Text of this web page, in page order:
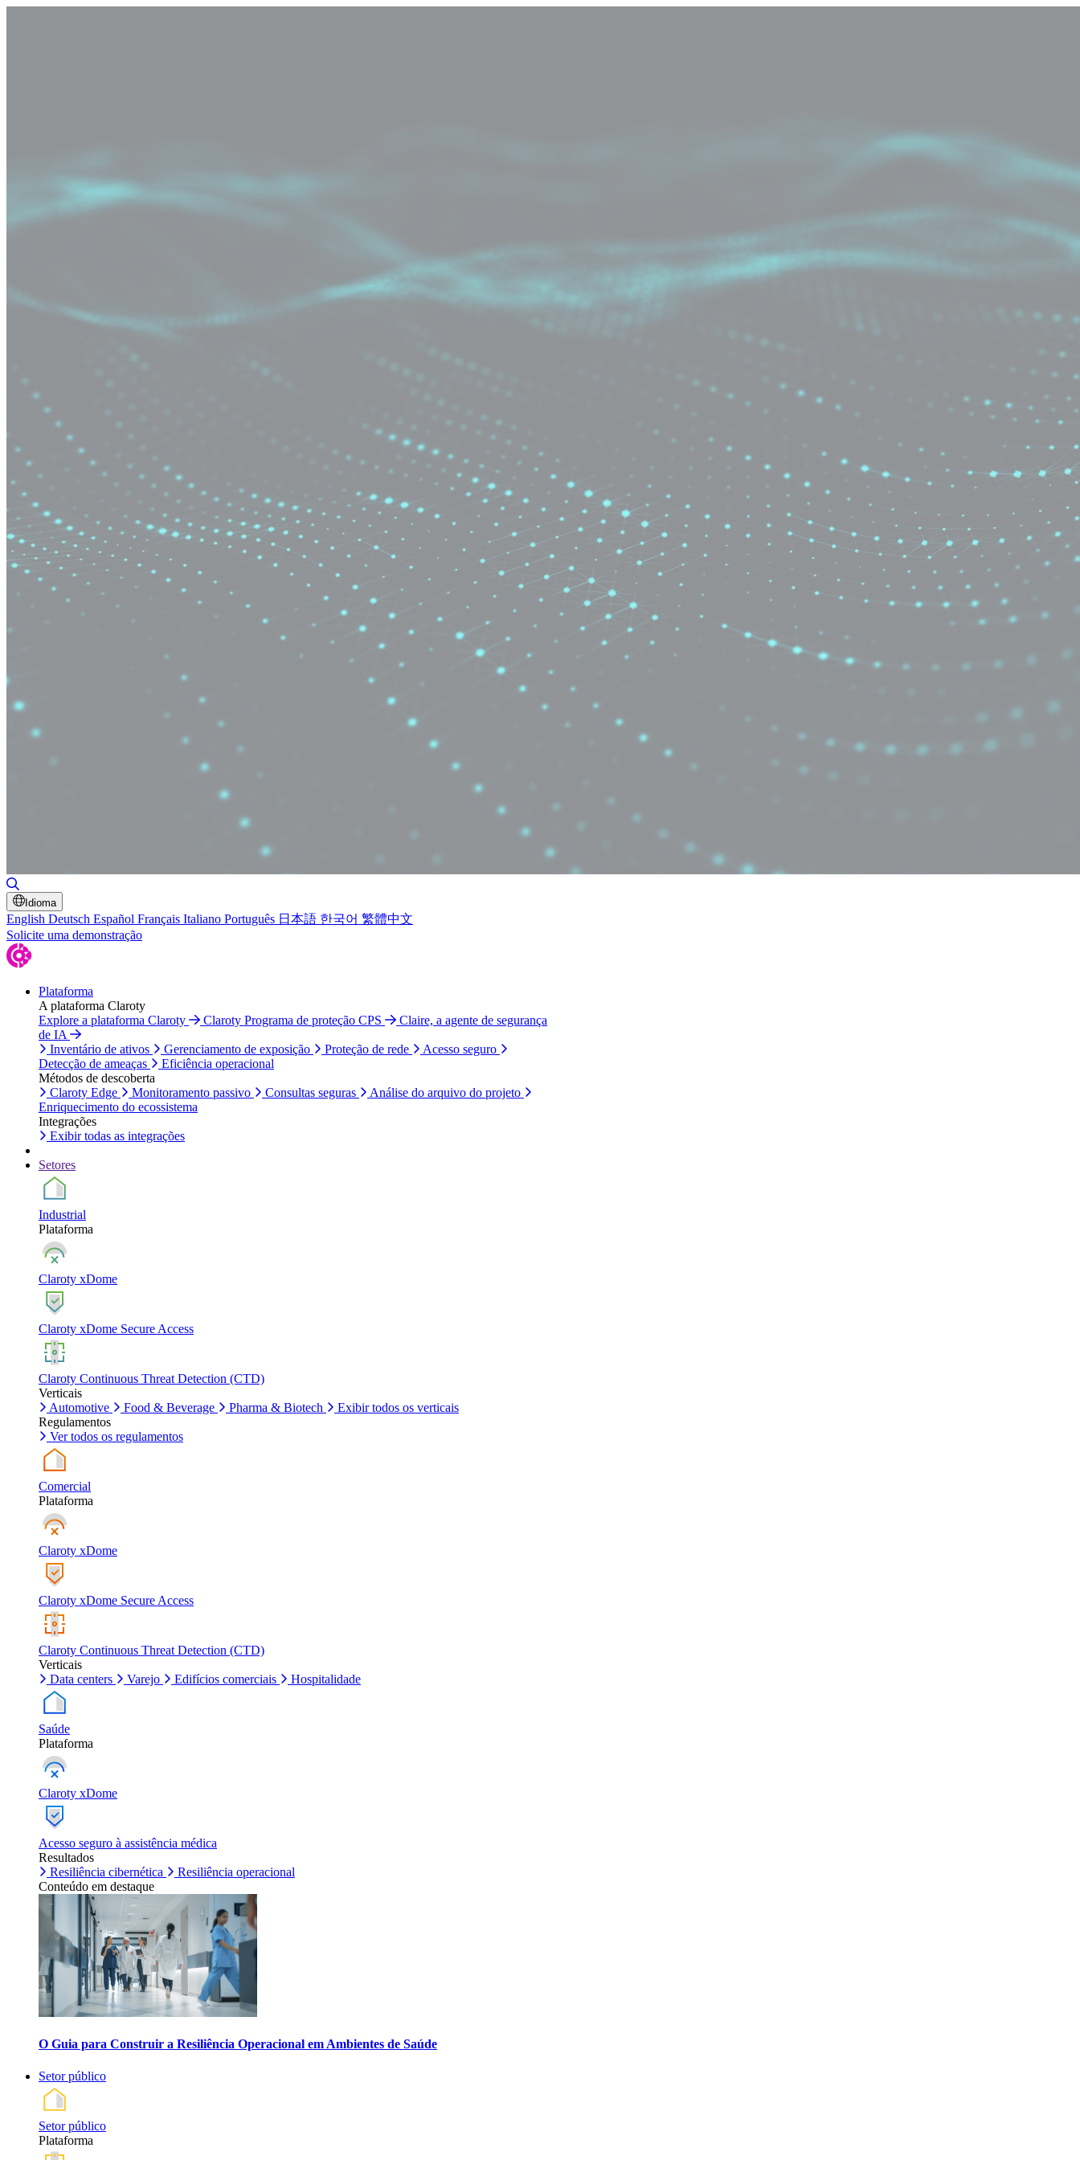
Idioma
English Deutsch Español Français Italiano Português 日本語 한국어 繁體中文
Solicite uma demonstração
Plataforma
A plataforma Claroty
Explore a plataforma Claroty
Claroty Programa de proteção CPS
Claire, a agente de segurança
de IA
Inventário de ativos
Gerenciamento de exposição Proteção de rede
Acesso seguro
Detecção de ameaças
Eficiência operacional
Métodos de descoberta
Claroty Edge
Monitoramento passivo Consultas seguras
Análise do arquivo do projeto
Enriquecimento do ecossistema
Integrações
Exibir todas as integrações
Setores
Industrial
Plataforma
Claroty xDome
Claroty xDome Secure Access
Claroty Continuous Threat Detection (CTD)
Verticais
Automotive
Food & Beverage Pharma & Biotech
Exibir todos os verticais
Regulamentos
Ver todos os regulamentos
Comercial
Plataforma
Claroty xDome
Claroty xDome Secure Access
Claroty Continuous Threat Detection (CTD)
Verticais
Data centers
Varejo Edifícios comerciais Hospitalidade
Saúde
Plataforma
Claroty xDome
Acesso seguro à assistência médica
Resultados
Resiliência cibernética
Resiliência operacional
Conteúdo em destaque
O Guia para Construir a Resiliência Operacional em Ambientes de Saúde
Setor público
Setor público
Plataforma